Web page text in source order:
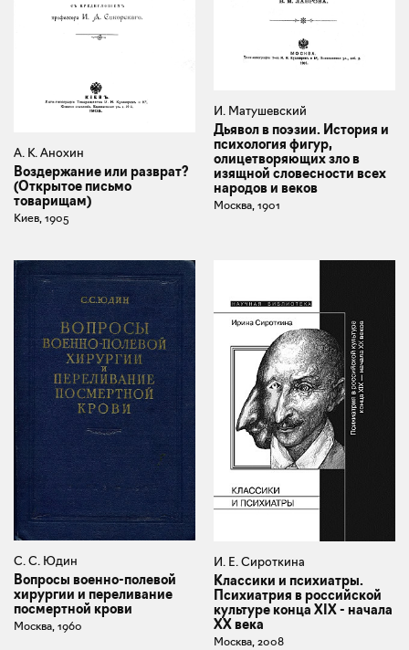
А. К. Анохин
Воздержание или разврат?
(Открытое письмо
товарищам)
Киев, 1905
И. Матушевский
Дьявол в поэзии. История и
психология фигур,
олицетворяющих зло в
изящной словесности всех
народов и веков
Москва, 1901
С. С. Юдин
Вопросы военно-полевой
хирургии и переливание
посмертной крови
Москва, 1960
И. Е. Сироткина
Классики и психиатры.
Психиатрия в российской
культуре конца XIX - начала
ХХ века
Москва, 2008